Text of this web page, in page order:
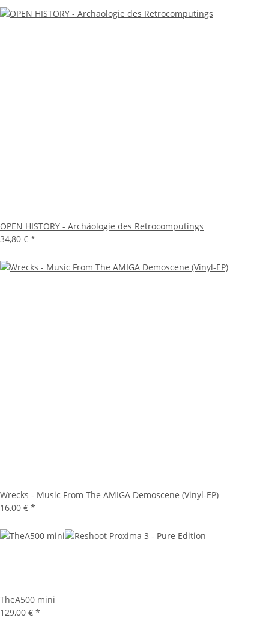
OPEN HISTORY - Archäologie des Retrocomputings
34,80 € *
Wrecks - Music From The AMIGA Demoscene (Vinyl-EP)
16,00 € *
TheA500 mini
129,00 € *